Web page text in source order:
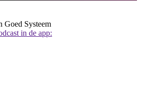
Goed Systeem
in de app: